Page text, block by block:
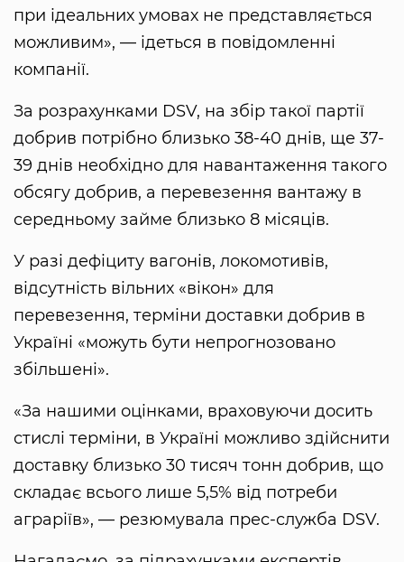
при ідеальних умовах не представляється
можливим», — ідеться в повідомленні
компанії.
За розрахунками DSV, на збір такої партії
добрив потрібно близько 38-40 днів, ще 37-
39 днів необхідно для навантаження такого
обсягу добрив, а перевезення вантажу в
середньому займе близько 8 місяців.
У разі дефіциту вагонів, локомотивів,
відсутність вільних «вікон» для
перевезення, терміни доставки добрив в
Україні «можуть бути непрогнозовано
збільшені».
«За нашими оцінками, враховуючи досить
стислі терміни, в Україні можливо здійснити
доставку близько 30 тисяч тонн добрив, що
складає всього лише 5,5% від потреби
аграріїв», — резюмувала прес-служба DSV.